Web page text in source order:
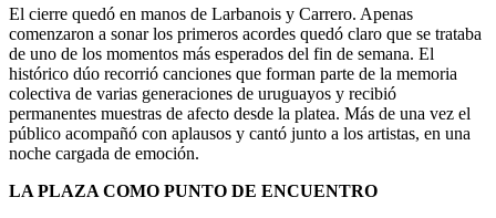
El cierre quedó en manos de Larbanois y Carrero. Apenas
comenzaron a sonar los primeros acordes quedó claro que se trataba
de uno de los momentos más esperados del fin de semana. El
histórico dúo recorrió canciones que forman parte de la memoria
colectiva de varias generaciones de uruguayos y recibió
permanentes muestras de afecto desde la platea. Más de una vez el
público acompañó con aplausos y cantó junto a los artistas, en una
noche cargada de emoción.
LA PLAZA COMO PUNTO DE ENCUENTRO